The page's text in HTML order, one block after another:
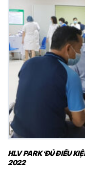
HLV PARK ‘ĐỦ ĐIỀU
2022